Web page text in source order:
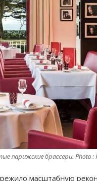
парижские брассери. Photo :
масштабную